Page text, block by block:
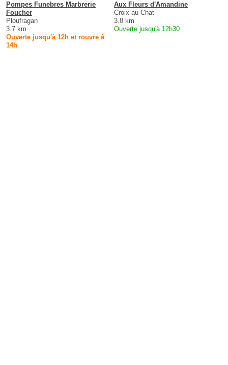
Pompes Funebres Marbrerie
Foucher
Ploufragan
3.7 km
Ouverte jusqu'à 12h et rouvre à
14h
Aux Fleurs d'Amandine
Croix au Chat
3.8 km
Ouverte jusqu'à 12h30